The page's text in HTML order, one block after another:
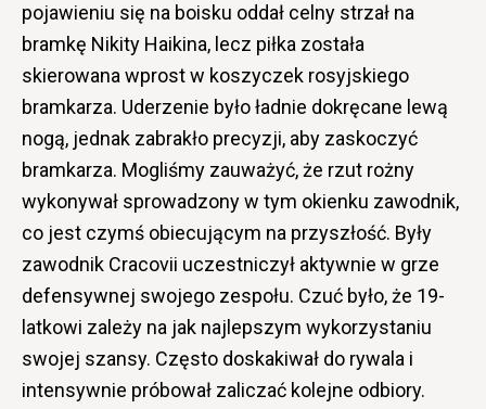
pojawieniu się na boisku oddał celny strzał na
bramkę Nikity Haikina, lecz piłka została
skierowana wprost w koszyczek rosyjskiego
bramkarza. Uderzenie było ładnie dokręcane lewą
nogą, jednak zabrakło precyzji, aby zaskoczyć
bramkarza. Mogliśmy zauważyć, że rzut rożny
wykonywał sprowadzony w tym okienku zawodnik,
co jest czymś obiecującym na przyszłość. Były
zawodnik Cracovii uczestniczył aktywnie w grze
defensywnej swojego zespołu. Czuć było, że 19-
latkowi zależy na jak najlepszym wykorzystaniu
swojej szansy. Często doskakiwał do rywala i
intensywnie próbował zaliczać kolejne odbiory.